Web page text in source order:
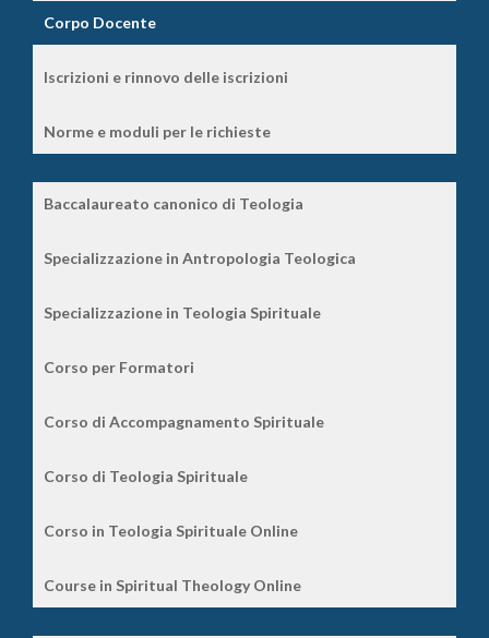
Corpo Docente
Iscrizioni e rinnovo delle iscrizioni
Norme e moduli per le richieste
Baccalaureato canonico di Teologia
Specializzazione in Antropologia Teologica
Specializzazione in Teologia Spirituale
Corso per Formatori
Corso di Accompagnamento Spirituale
Corso di Teologia Spirituale
Corso in Teologia Spirituale Online
Course in Spiritual Theology Online